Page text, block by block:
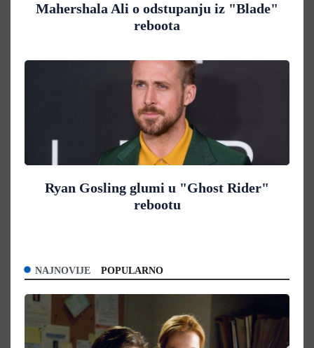
Mahershala Ali o odstupanju iz "Blade"
reboota
Ryan Gosling glumi u "Ghost Rider"
rebootu
NAJNOVIJE POPULARNO